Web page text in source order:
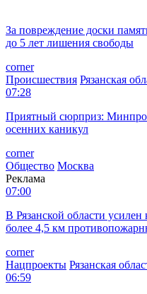
За повреждение доски
до 5 лет лишения свободы
corner
Происшествия Рязанская
07:28
Приятный сюрприз:
осенних каникул
corner
Общество Москва
Реклама
07:00
В Рязанской области усилен
более 4,5 км
corner
Нацпроекты Рязанская
06:59